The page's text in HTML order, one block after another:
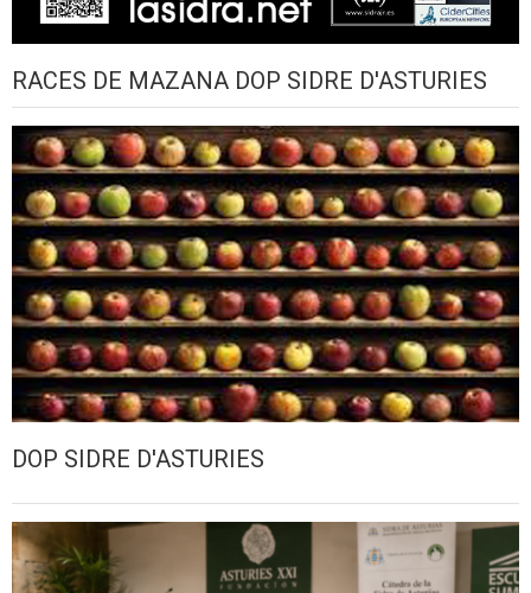
RACES DE MAZANA DOP SIDRE D'ASTURIES
DOP SIDRE D'ASTURIES